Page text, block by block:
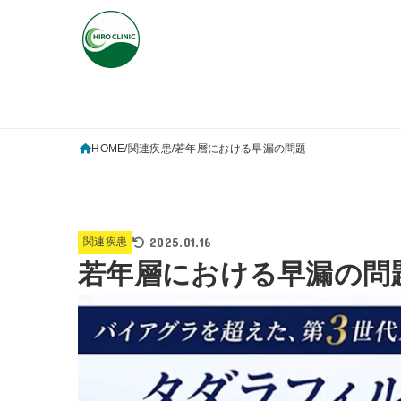
HOME 関連疾患 若年層における早漏の問題
関連疾患 2025.01.16
若年層における早漏の問